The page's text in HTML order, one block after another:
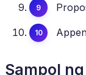
Sampol